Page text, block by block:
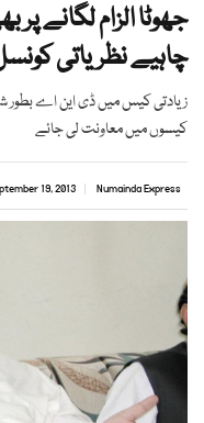
جھوٹا الزام لگانے
چاہیے نظریاتی
زیادتی کیس میں ڈی این اے بطور
کیسوں میں معاونت لی جائے
Numainda Express
19, 2013